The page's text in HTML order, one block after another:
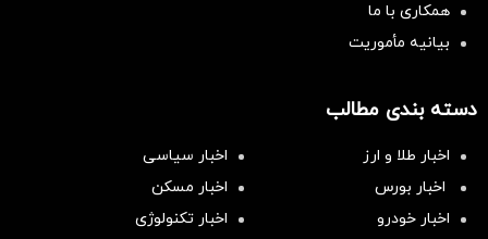
همکاری با ما
بیانیه مأموریت
دسته بندی مطالب
اخبار طلا و ارز
اخبار سیاسی
اخبار بورس
اخبار مسکن
اخبار خودرو
اخبار تکنولوژی